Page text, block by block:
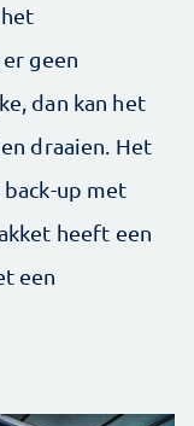
geen
dan kan het
draaien. Het
up met
heeft een
een